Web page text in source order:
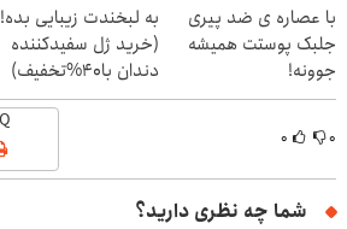
با عصاره ی ضد پیری
جلبک پوستت همیشه
جوونه!
به لبخندت زیبایی بده!
(خرید ژل سفیدکننده
دندان با40%تخفیف)
۰ ۰
شما چه نظری دارید؟